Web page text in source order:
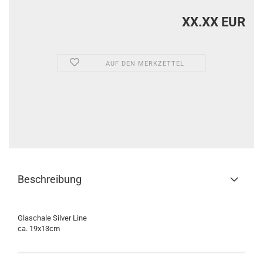
XX.XX EUR
AUF DEN MERKZETTEL
Beschreibung
Glaschale Silver Line
ca. 19x13cm